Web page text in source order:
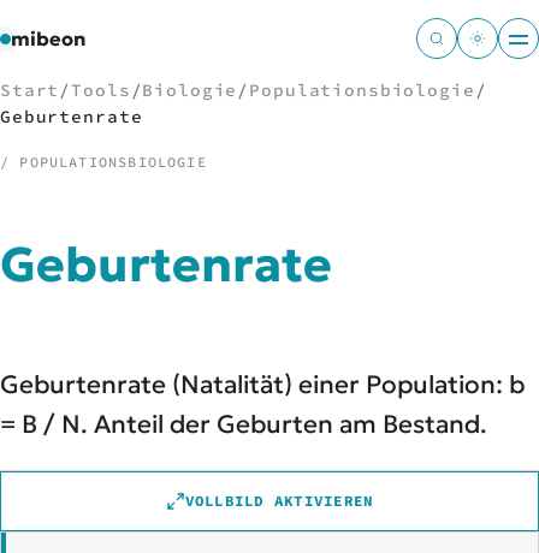
mibeon
01 Start
Leistungen
05Docs
06Tools
Start /Tools /Biologie / Populationsbiologie /
Geburtenrate
/ POPULATIONSBIOLOGIE
Geburtenrate
Geburtenrate (Natalität) einer Population: b
= B / N. Anteil der Geburten am Bestand.
VOLLBILD AKTIVIEREN